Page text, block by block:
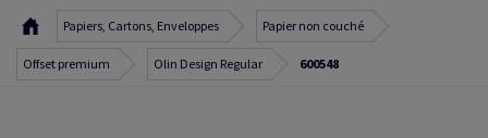
Papiers, Cartons, Enveloppes Papier non couché
Offset premium Olin Design Regular 600548